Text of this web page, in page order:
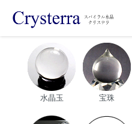
水晶玉 宝珠